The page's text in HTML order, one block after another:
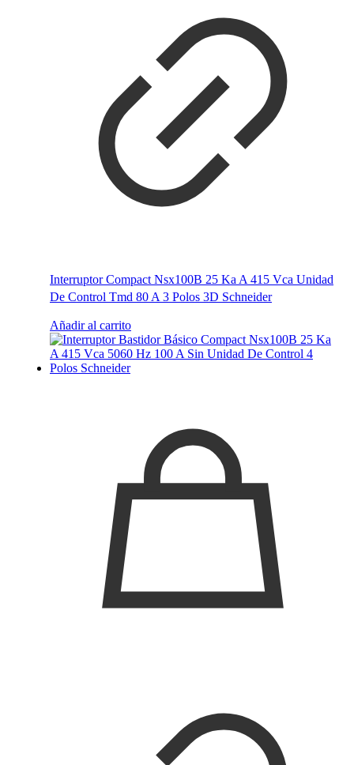
Interruptor Compact Nsx100B 25 Ka A 415 Vca Unidad
De Control Tmd 80 A 3 Polos 3D Schneider
Añadir al carrito